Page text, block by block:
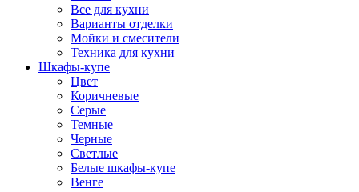
Все для кухни
Варианты отделки
Мойки и смесители
Техника для кухни
Шкафы-купе
Цвет
Коричневые
Серые
Темные
Черные
Светлые
Белые шкафы-купе
Венге